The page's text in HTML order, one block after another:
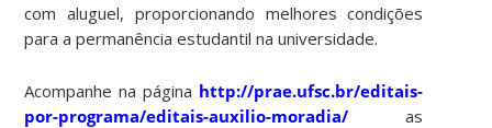
com aluguel, proporcionando melhores condições
para a permanência estudantil na universidade.
Acompanhe na página http://prae.ufsc.br/editais-
por-programa/editais-auxilio-moradia/ as